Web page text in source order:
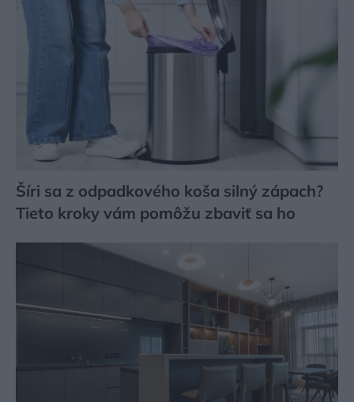
Šíri sa z odpadkového koša silný zápach?
Tieto kroky vám pomôžu zbaviť sa ho